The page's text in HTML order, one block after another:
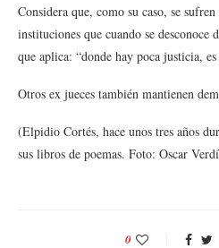
Considera que, como su caso, se
instituciones que cuando se desconoce
que aplica: “donde hay poca justicia,
Otros ex jueces también mantienen
(Elpidio Cortés, hace unos tres años
sus libros de poemas. Foto: Oscar
0